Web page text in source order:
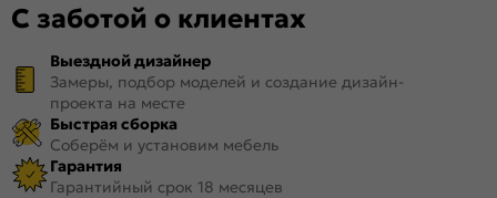
С заботой о клиентах
Выездной дизайнер
Замеры, подбор моделей и создание дизайн-
проекта на месте
Быстрая сборка
Соберём и установим мебель
Гарантия
Гарантийный срок 18 месяцев